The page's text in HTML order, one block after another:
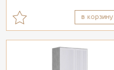
в корзину